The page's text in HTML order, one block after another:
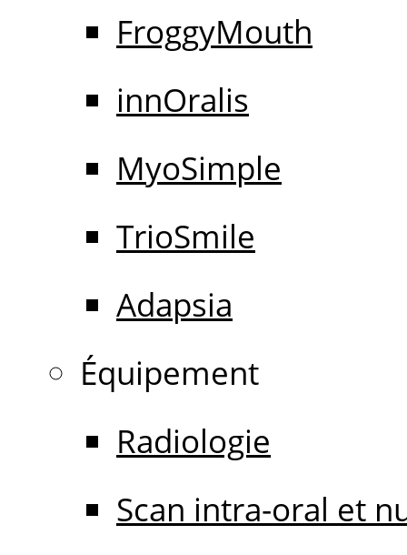
FroggyMouth
innOralis
MyoSimple
TrioSmile
Adapsia
Équipement
Radiologie
Scan intra-oral et